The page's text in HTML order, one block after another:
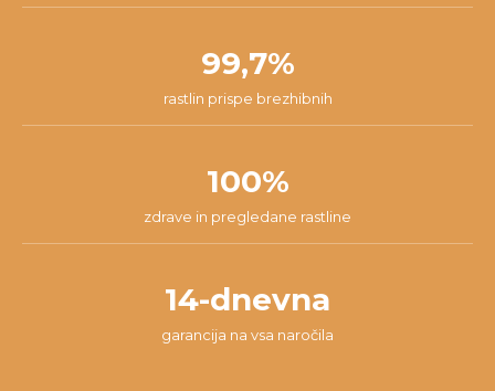
99,7%
rastlin prispe brezhibnih
100%
zdrave in pregledane rastline
14-dnevna
garancija na vsa naročila